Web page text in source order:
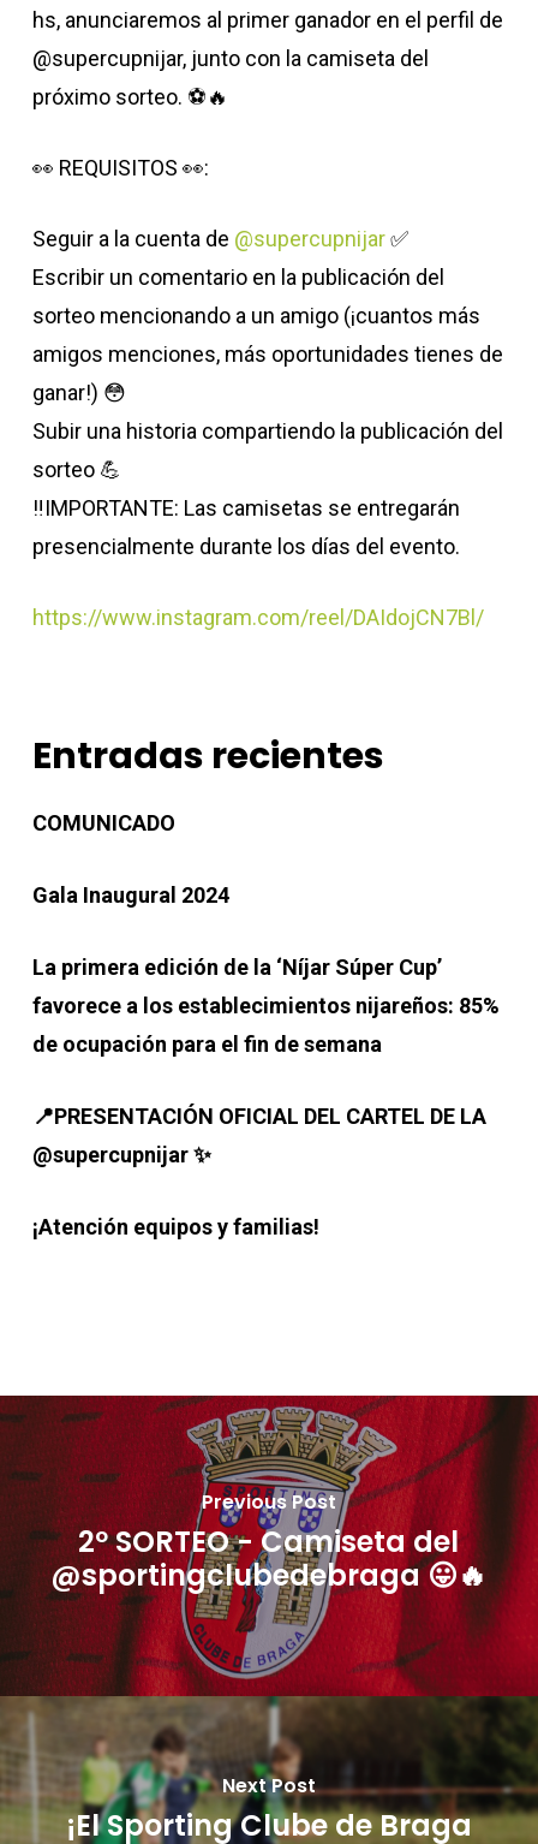
hs, anunciaremos al primer ganador en el perfil de
@supercupnijar, junto con la camiseta del
próximo sorteo. ⚽️🔥
👀 REQUISITOS 👀:
Seguir a la cuenta de @supercupnijar✅
Escribir un comentario en la publicación del
sorteo mencionando a un amigo (¡cuantos más
amigos menciones, más oportunidades tienes de
ganar!) 😳
Subir una historia compartiendo la publicación del
sorteo 💪
‼️IMPORTANTE: Las camisetas se entregarán
presencialmente durante los días del evento.
https://www.instagram.com/reel/DAIdojCN7Bl/
Entradas recientes
COMUNICADO
Gala Inaugural 2024
La primera edición de la ‘Níjar Súper Cup’
favorece a los establecimientos nijareños: 85%
de ocupación para el fin de semana
📍PRESENTACIÓN OFICIAL DEL CARTEL DE LA
@supercupnijar ✨
¡Atención equipos y familias!
Previous Post
2º SORTEO - Camiseta del
@sportingclubedebraga 😛🔥
Next Post
¡El Sporting Clube de Braga